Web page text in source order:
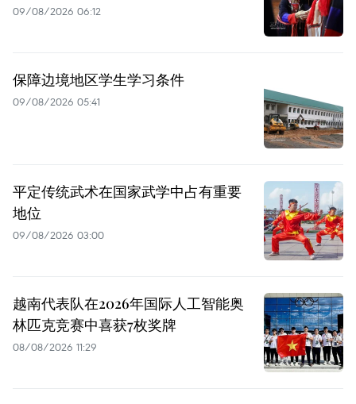
09/08/2026 06:12
保障边境地区学生学习条件
09/08/2026 05:41
平定传统武术在国家武学中占有重要
地位
09/08/2026 03:00
越南代表队在2026年国际人工智能奥
林匹克竞赛中喜获7枚奖牌
08/08/2026 11:29